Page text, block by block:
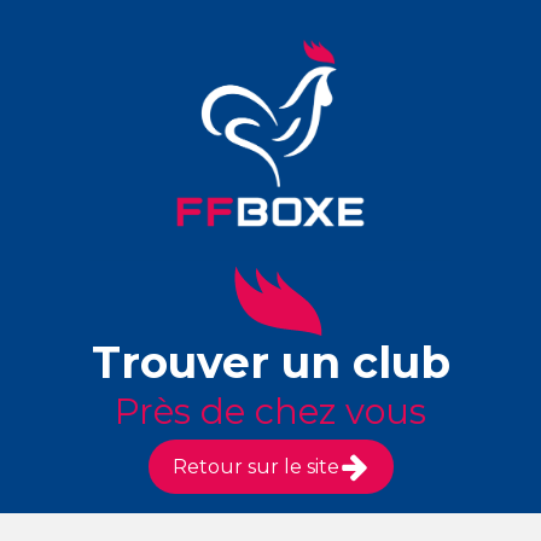
Trouver un club
Près de chez vous
Retour sur le site